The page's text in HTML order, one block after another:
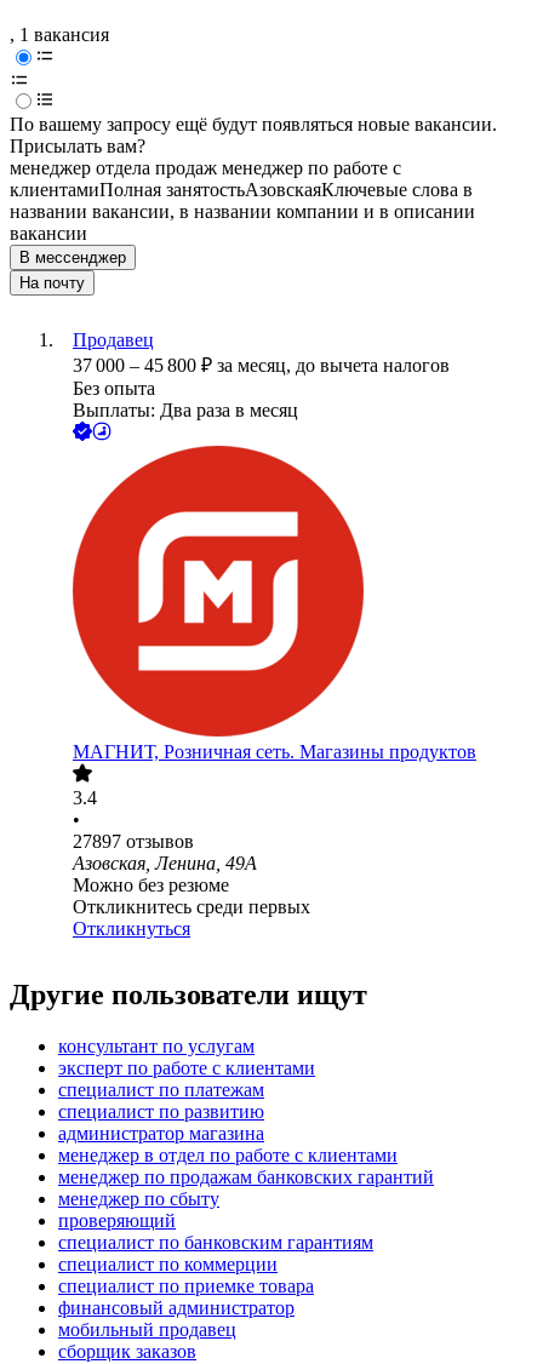
, 1 вакансия
По вашему запросу ещё будут появляться новые вакансии.
Присылать вам?
менеджер отдела продаж менеджер по работе с
клиентамиПолная занятостьАзовскаяКлючевые слова в
названии вакансии, в названии компании и в описании
вакансии
В мессенджер
На почту
Продавец
37 000 – 45 800 ₽ за месяц, до вычета налогов
Без опыта
Выплаты: Два раза в месяц
МАГНИТ, Розничная сеть. Магазины продуктов
3.4
•
27897 отзывов
Азовская, Ленина, 49А
Можно без резюме
Откликнитесь среди первых
Откликнуться
Другие пользователи ищут
консультант по услугам
эксперт по работе с клиентами
специалист по платежам
специалист по развитию
администратор магазина
менеджер в отдел по работе с клиентами
менеджер по продажам банковских гарантий
менеджер по сбыту
проверяющий
специалист по банковским гарантиям
специалист по коммерции
специалист по приемке товара
финансовый администратор
мобильный продавец
сборщик заказов